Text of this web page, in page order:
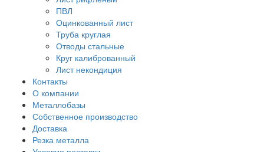
ПВЛ
Оцинкованный лист
Труба круглая
Отводы стальные
Круг калиброванный
Лист некондиция
Контакты
О компании
Металлобазы
Собственное производство
Доставка
Резка металла